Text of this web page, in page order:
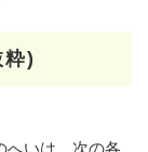
)